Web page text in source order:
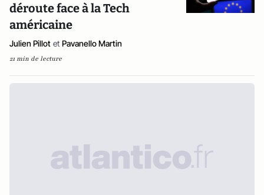
déroute face à la Tech
américaine
Julien Pillot et Pavanello Martin
21 min de lecture